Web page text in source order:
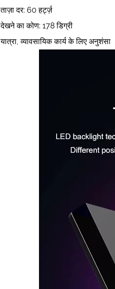
ताज़ा दर: 60 हर्ट्ज़
देखने का कोण: 178 डिग्री
यात्रा, व्यावसायिक कार्य के लिए अनुशंसा